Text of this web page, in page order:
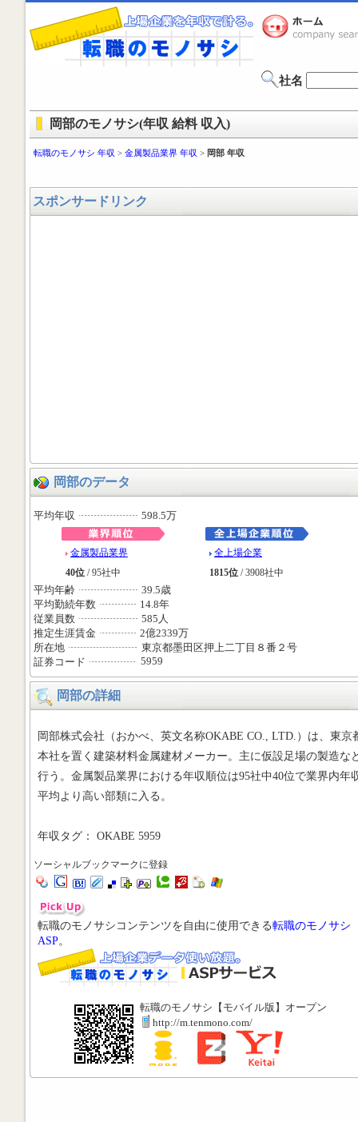
社名
岡部のモノサシ(年収 給料 収入)
転職のモノサシ 年収 > 金属製品業界 年収 > 岡部 年収
スポンサードリンク
岡部のデータ
平均年収 598.5万
金属製品業界
40位 / 95社中
全上場企業
1815位 / 3908社中
平均年齢
39.5歳
平均勤続年数
14.8年
従業員数
585人
推定生涯賃金
2億2339万
所在地
東京都墨田区押上二丁目８番２号
証券コード
5959
岡部の詳細
岡部株式会社（おかべ、英文名称OKABE CO., LTD.）は、東京
本社を置く建築材料金属建材メーカー。主に仮設足場の製造な
行う。金属製品業界における年収順位は95社中40位で業界内年
平均より高い部類に入る。
年収タグ： OKABE 5959
ソーシャルブックマークに登録
転職のモノサシコンテンツを自由に使用できる転職のモノサシ
ASP。
転職のモノサシ【モバイル版】オープン
http://m.tenmono.com/